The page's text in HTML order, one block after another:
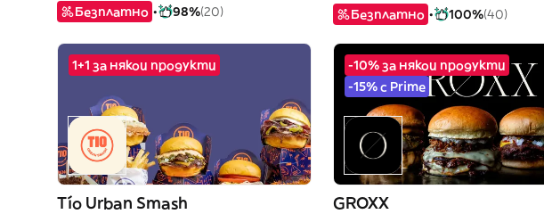
Безплатно 98%(20) Безплатно 100%(40)
1+1 за някои продукти
Tío Urban Smash
-10% за някои продукти
-15% с Prime
GROXX